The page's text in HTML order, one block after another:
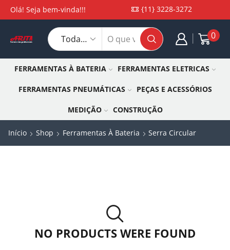
Olá! Seja bem-vinda!!! {11} 3228-3272
0
FERRAMENTAS À BATERIA FERRAMENTAS ELETRICAS
FERRAMENTAS PNEUMÁTICAS PEÇAS E ACESSÓRIOS
MEDIÇÃO CONSTRUÇÃO
Início Shop Ferramentas À Bateria Serra Circular
NO PRODUCTS WERE FOUND